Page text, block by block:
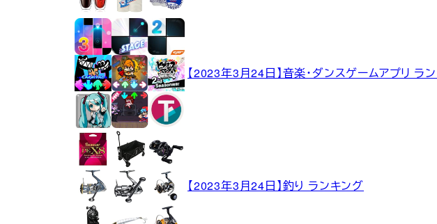
【2023年3月24日】音楽・ダンスゲームアプリ ラ
【2023年3月24日】釣り ランキング